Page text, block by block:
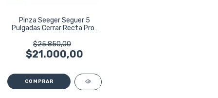
Pinza Seeger Seguer 5
Pulgadas Cerrar Recta Prof
$25.850,00
$21.000,00